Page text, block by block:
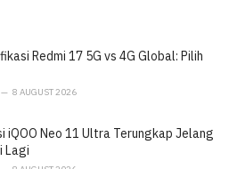
Redmi 17 5G vs 4G Global: Pilih
8 AUGUST 2026
iQOO Neo 11 Ultra Terungkap Jelang
Lagi